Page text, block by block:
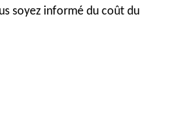
soyez informé du coût du